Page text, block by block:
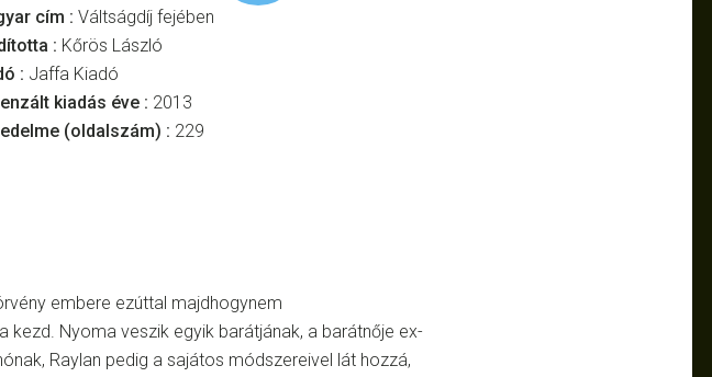
cím : Váltságdíj fejében
: Kőrös László
: Jaffa Kiadó
kiadás éve : 2013
(oldalszám) : 229
embere ezúttal majdhogynem
kezd. Nyoma veszik egyik barátjának, a barátnője ex-
Raylan pedig a sajátos módszereivel lát hozzá,